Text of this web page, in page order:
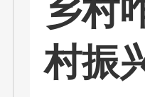
乡村
村振